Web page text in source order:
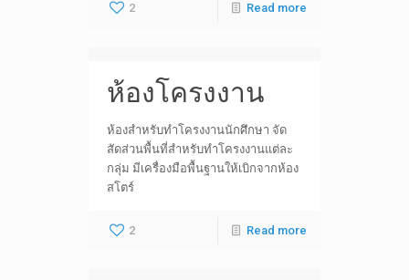
2 Read more
ห้องโครงงาน
ห้องสำหรับทำโครงงานนักศึกษา จัด
สัดส่วนพื้นที่สำหรับทำโครงงานแต่ละ
กลุ่ม มีเครื่องมือพื้นฐานให้เบิกจากห้อง
สโตร์
2 Read more